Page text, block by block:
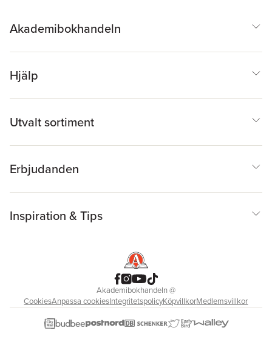
Akademibokhandeln
Hjälp
Utvalt sortiment
Erbjudanden
Inspiration & Tips
Akademibokhandeln@
CookiesAnpassa cookiesIntegritetspolicyKöpvillkorMedlemsvillkor